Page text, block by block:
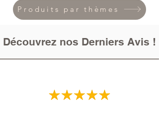
Produits par thèmes
Découvrez nos Derniers Avis !